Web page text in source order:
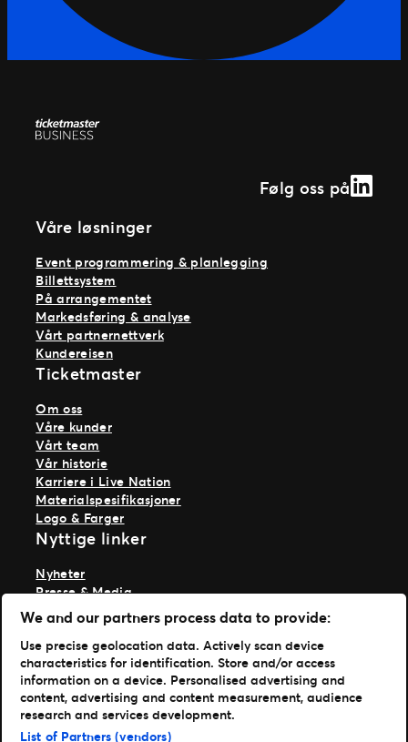
Følg oss på
Våre løsninger
Event programmering & planlegging
Billettsystem
På arrangementet
Markedsføring & analyse
Vårt partnernettverk
Kundereisen
Ticketmaster
Om oss
Våre kunder
Vårt team
Vår historie
Karriere i Live Nation
Materialspesifikasjoner
Logo & Farger
Nyttige linker
Nyheter
Presse & Media
Ekspertise
TM1-innlogging
Last ned appene våre
Ticketmaster App
TM1 Reports App (App Store)
We and our partners process data to provide:
Use precise geolocation data. Actively scan device
characteristics for identification. Store and/or access
information on a device. Personalised advertising and
content, advertising and content measurement, audience
research and services development.
List of Partners (vendors)